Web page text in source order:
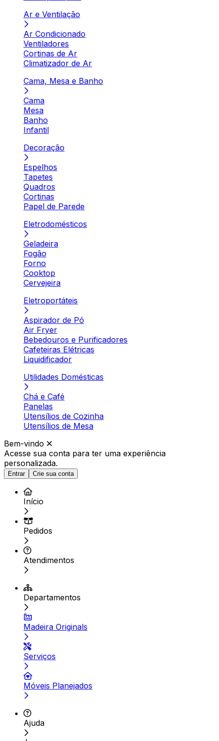
Ar e Ventilação
Ar Condicionado
Ventiladores
Cortinas de Ar
Climatizador de Ar
Cama, Mesa e Banho
Cama
Mesa
Banho
Infantil
Decoração
Espelhos
Tapetes
Quadros
Cortinas
Papel de Parede
Eletrodomésticos
Geladeira
Fogão
Forno
Cooktop
Cervejeira
Eletroportáteis
Aspirador de Pó
Air Fryer
Bebedouros e Purificadores
Cafeteiras Elétricas
Liquidificador
Utilidades Domésticas
Chá e Café
Panelas
Utensílios de Cozinha
Utensílios de Mesa
Bem-vindo
Acesse sua conta para ter uma experiência
personalizada.
Entrar Crie sua conta
Início
Pedidos
Atendimentos
Departamentos
Madeira Originals
Serviços
Móveis Planejados
Ajuda